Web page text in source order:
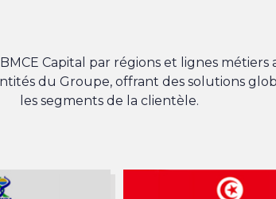
Capital par régions et lignes
du Groupe, offrant des solutions
les segments de la clientèle.